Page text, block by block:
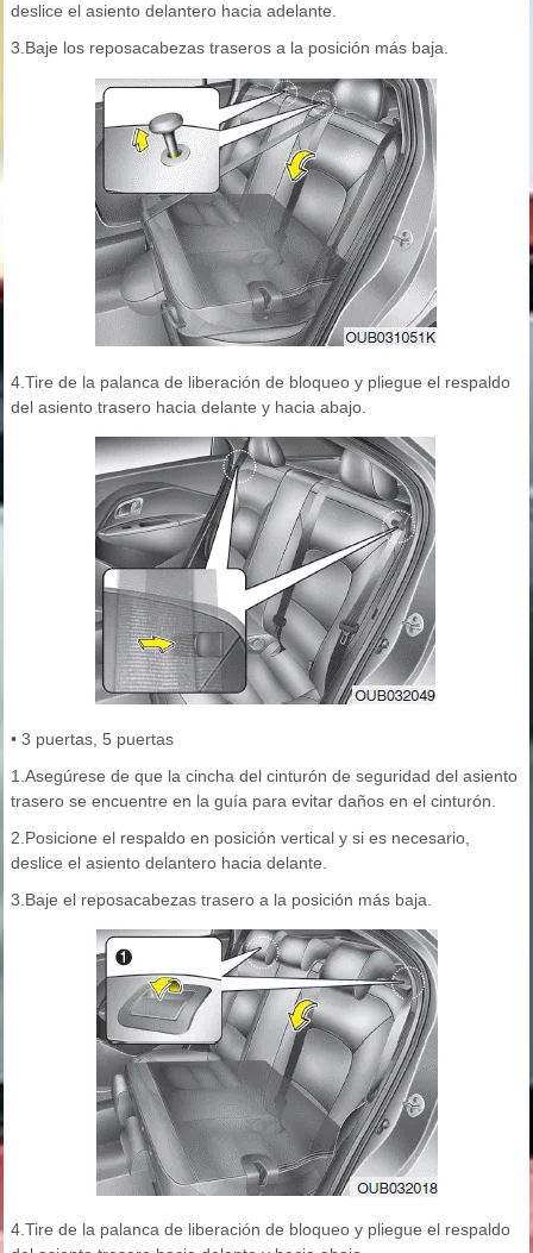
deslice el asiento delantero hacia adelante.
3.Baje los reposacabezas traseros a la posición más baja.
4.Tire de la palanca de liberación de bloqueo y pliegue el respaldo
del asiento trasero hacia delante y hacia abajo.
• 3 puertas, 5 puertas
1.Asegúrese de que la cincha del cinturón de seguridad del asiento
trasero se encuentre en la guía para evitar daños en el cinturón.
2.Posicione el respaldo en posición vertical y si es necesario,
deslice el asiento delantero hacia delante.
3.Baje el reposacabezas trasero a la posición más baja.
4.Tire de la palanca de liberación de bloqueo y pliegue el respaldo